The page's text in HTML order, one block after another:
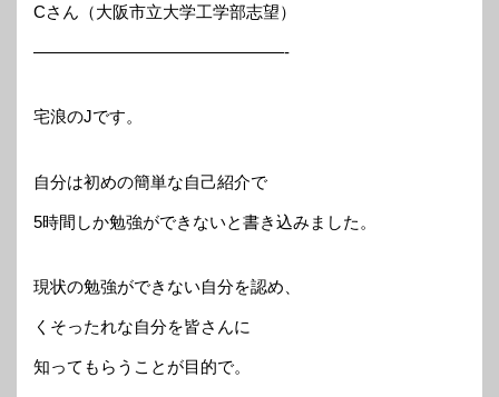
Cさん（大阪市立大学工学部志望）
———————————————-
宅浪のJです。
自分は初めの簡単な自己紹介で
5時間しか勉強ができないと書き込みました。
現状の勉強ができない自分を認め、
くそったれな自分を皆さんに
知ってもらうことが目的で。